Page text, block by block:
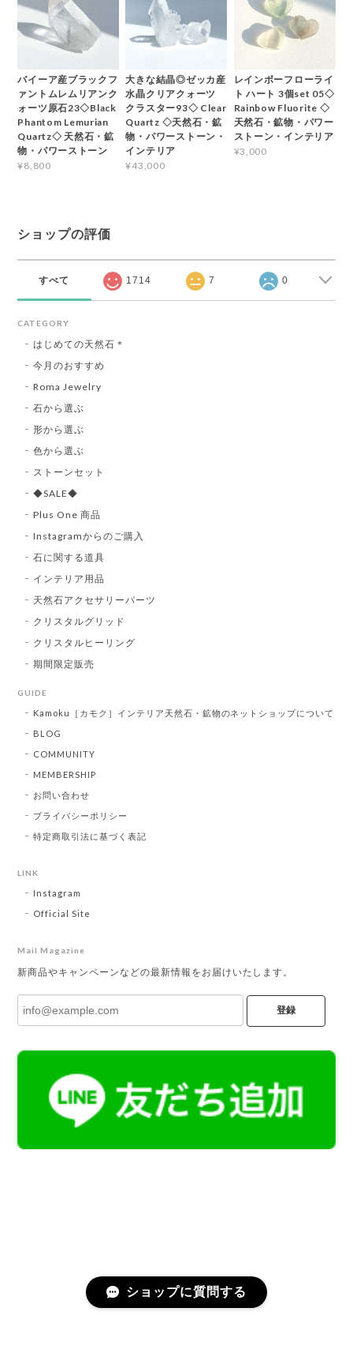
バイーア産ブラックフ
ァントムレムリアンク
ォーツ原石23◇Black
Phantom Lemurian
Quartz◇ 天然石・鉱
物・パワーストーン
¥8,800
大きな結晶◎ゼッカ産
水晶クリアクォーツ
クラスター93◇ Clear
Quartz ◇天然石・鉱
物・パワーストーン・
インテリア
¥43,000
レインボーフローライ
ト ハート 3個set 05◇
Rainbow Fluorite ◇
天然石・鉱物・パワー
ストーン・インテリア
¥3,000
ショップの評価
すべて 1714 7 0
CATEGORY
はじめての天然石＊
今月のおすすめ
Roma Jewelry
石から選ぶ
形から選ぶ
色から選ぶ
ストーンセット
◆SALE◆
Plus One 商品
Instagramからのご購入
石に関する道具
インテリア用品
天然石アクセサリーパーツ
クリスタルグリッド
クリスタルヒーリング
期間限定販売
GUIDE
Kamoku［カモク］インテリア天然石・鉱物のネットショップについて
BLOG
COMMUNITY
MEMBERSHIP
お問い合わせ
プライバシーポリシー
特定商取引法に基づく表記
LINK
Instagram
Official Site
Mail Magazine
新商品やキャンペーンなどの最新情報をお届けいたします。
登録
ショップに質問する